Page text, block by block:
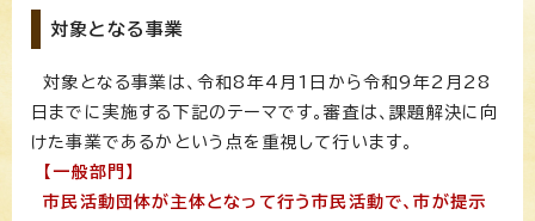
対象となる事業
対象となる事業は、令和8年4月1日から令和9年2月28
日までに実施する下記のテーマです。審査は、課題解決に向
けた事業であるかという点を重視して行います。
【一般部門】
市民活動団体が主体となって行う市民活動で、市が提示